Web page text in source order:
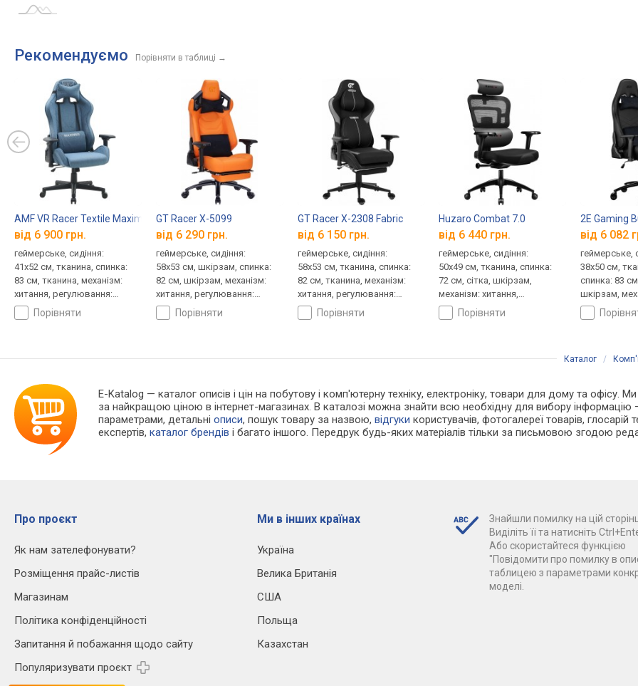
Рекомендуємо Порівняти в таблиці →
AMF VR Racer Textile Maximus
від 6 900 грн.
геймерське, сидіння:
41x52 см, тканина, спинка:
83 см, тканина, механізм:
хитання, регулювання:
нахилу, висоти, жорсткості
порівняти
GT Racer X-5099
від 6 290 грн.
геймерське, сидіння:
58x53 см, шкірзам, спинка:
82 см, шкірзам, механізм:
хитання, регулювання:
нахилу, висоти, жорсткості
порівняти
GT Racer X-2308 Fabric
від 6 150 грн.
геймерське, сидіння:
58x53 см, тканина, спинка:
82 см, тканина, механізм:
хитання, регулювання:
нахилу, висоти, жорсткості
порівняти
Huzaro Combat 7.0
від 6 440 грн.
геймерське, сидіння:
50x49 см, тканина, спинка:
72 см, сітка, шкірзам,
механізм: хитання,
регулювання: нахилу,
висоти, жорсткості
порівняти
2E Gaming
від 6 082
геймерське,
38x50 см,
спинка: 83
шкірзам,
висоти,
Каталог /
E-Katalog — каталог описів і цін на побутову і комп'ютерну техніку, електроніку, товари для дому та офісу.
за найкращою ціною в інтернет-магазинах. В каталозі можна знайти всю необхідну для вибору
параметрами, детальніописи, пошук товару за назвою,відгуки користувачів, фотогалереї товарів, глосарій
експертів,каталог брендів і багато іншого. Передрук будь-яких матеріалів тільки за письмовою згодою
Про проєкт
Як нам зателефонувати?
Розміщення прайс-листів
Магазинам
Політика конфіденційності
Запитання й побажання щодо сайту
Популяризувати проєкт
Ми в інших країнах
Україна
Велика Британія
США
Польща
Казахстан
Знайшли помилку на цій
Виділіть її та натисніть
Або скористайтеся функцією
"Повідомити про помилку в
таблицею з параметрами
моделі.